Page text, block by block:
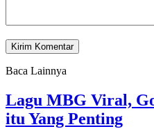
Baca Lainnya
Lagu MBG Viral,
itu Yang Penting